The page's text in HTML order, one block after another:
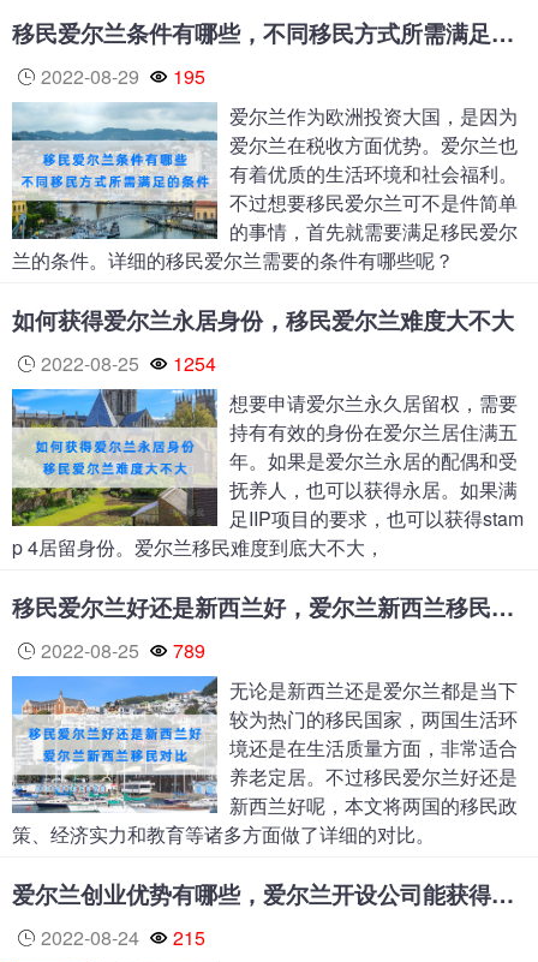
移民爱尔兰条件有哪些，不同移民方式所需满足的条件
2022-08-29
195
爱尔兰作为欧洲投资大国，是因为
爱尔兰在税收方面优势。爱尔兰也
有着优质的生活环境和社会福利。
不过想要移民爱尔兰可不是件简单
的事情，首先就需要满足移民爱尔
兰的条件。详细的移民爱尔兰需要的条件有哪些呢？
如何获得爱尔兰永居身份，移民爱尔兰难度大不大
2022-08-25
1254
想要申请爱尔兰永久居留权，需要
持有有效的身份在爱尔兰居住满五
年。如果是爱尔兰永居的配偶和受
抚养人，也可以获得永居。如果满
足IIP项目的要求，也可以获得stam
p 4居留身份。爱尔兰移民难度到底大不大，
移民爱尔兰好还是新西兰好，爱尔兰新西兰移民对比
2022-08-25
789
无论是新西兰还是爱尔兰都是当下
较为热门的移民国家，两国生活环
境还是在生活质量方面，非常适合
养老定居。不过移民爱尔兰好还是
新西兰好呢，本文将两国的移民政
策、经济实力和教育等诸多方面做了详细的对比。
爱尔兰创业优势有哪些，爱尔兰开设公司能获得哪些支持？
2022-08-24
215